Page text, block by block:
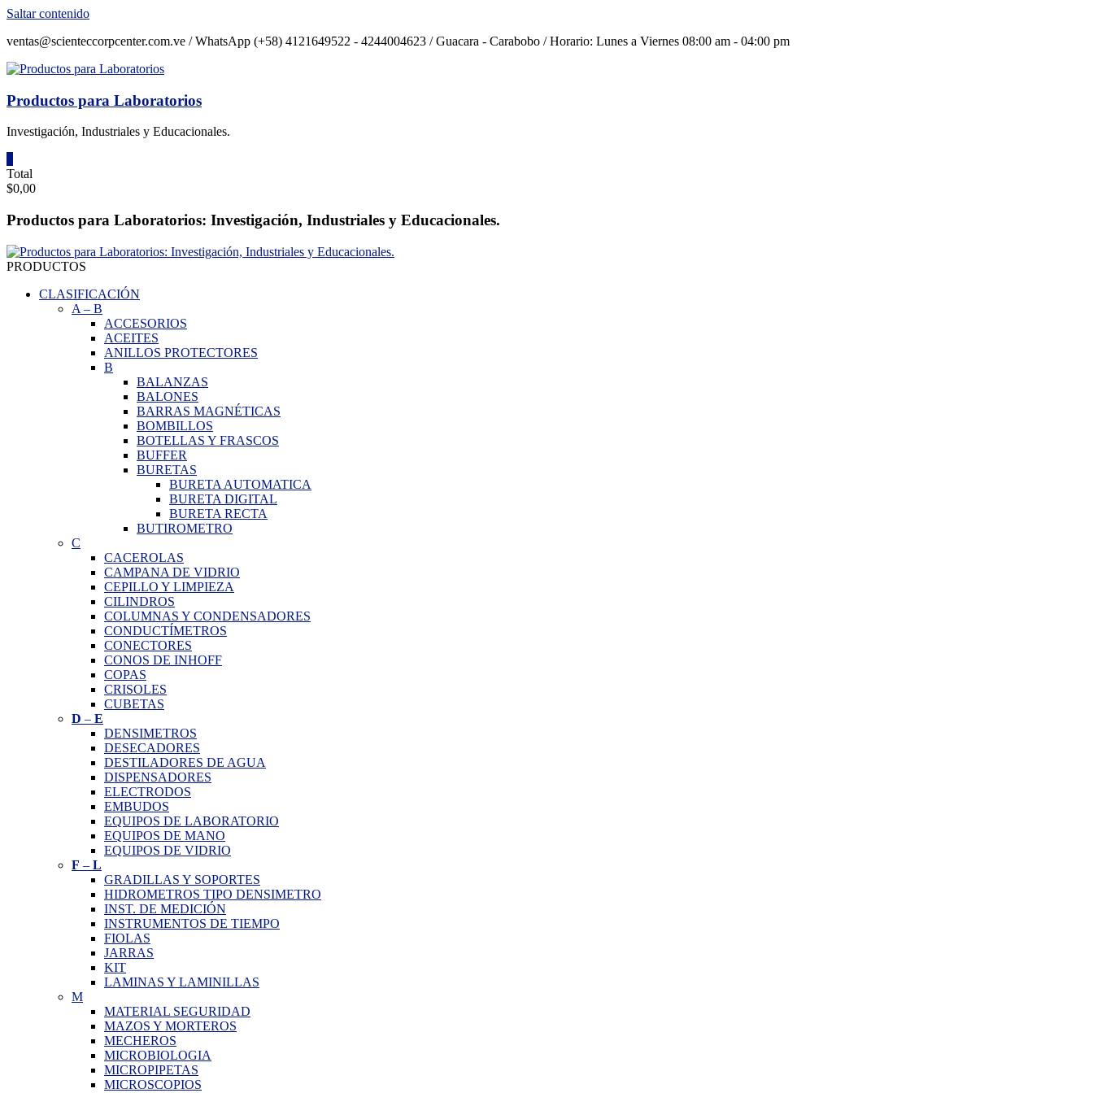
Saltar contenido
ventas@scienteccorpcenter.com.ve / WhatsApp (+58) 4121649522 - 4244004623 / Guacara - Carabobo / Horario: Lunes a Viernes 08:00 am - 04:00 pm
Productos para Laboratorios
Investigación, Industriales y Educacionales.
Total
$0,00
Productos para Laboratorios: Investigación, Industriales y Educacionales.
PRODUCTOS
CLASIFICACIÓN
A – B
ACCESORIOS
ACEITES
ANILLOS PROTECTORES
B
BALANZAS
BALONES
BARRAS MAGNÉTICAS
BOMBILLOS
BOTELLAS Y FRASCOS
BUFFER
BURETAS
BURETA AUTOMATICA
BURETA DIGITAL
BURETA RECTA
BUTIROMETRO
C
CACEROLAS
CAMPANA DE VIDRIO
CEPILLO Y LIMPIEZA
CILINDROS
COLUMNAS Y CONDENSADORES
CONDUCTÍMETROS
CONECTORES
CONOS DE INHOFF
COPAS
CRISOLES
CUBETAS
D – E
DENSIMETROS
DESECADORES
DESTILADORES DE AGUA
DISPENSADORES
ELECTRODOS
EMBUDOS
EQUIPOS DE LABORATORIO
EQUIPOS DE MANO
EQUIPOS DE VIDRIO
F – L
GRADILLAS Y SOPORTES
HIDROMETROS TIPO DENSIMETRO
INST. DE MEDICIÓN
INSTRUMENTOS DE TIEMPO
FIOLAS
JARRAS
KIT
LAMINAS Y LAMINILLAS
M
MATERIAL SEGURIDAD
MAZOS Y MORTEROS
MECHEROS
MICROBIOLOGIA
MICROPIPETAS
MICROSCOPIOS